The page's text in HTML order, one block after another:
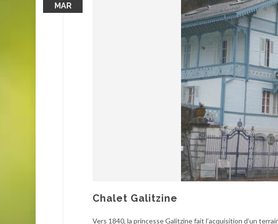
MAR
Chalet Galitzine
Vers 1840, la princesse Galitzine fait l’acquisition d’un